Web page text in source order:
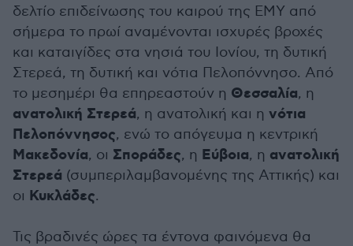
δελτίο επιδείνωσης του καιρού της ΕΜΥ από
σήμερα το πρωί αναμένονται ισχυρές βροχές
και καταιγίδες στα νησιά του Ιονίου, τη δυτική
Στερεά, τη δυτική και νότια Πελοπόννησο. Από
το μεσημέρι θα επηρεαστούν η Θεσσαλία, η
ανατολική Στερεά, η ανατολική και η νότια
Πελοπόννησος, ενώ το απόγευμα η κεντρική
Μακεδονία, οι Σποράδες, η Εύβοια, η ανατολική
Στερεά (συμπεριλαμβανομένης της Αττικής) και
οι Κυκλάδες.
Τις βραδινές ώρες τα έντονα φαινόμενα θα